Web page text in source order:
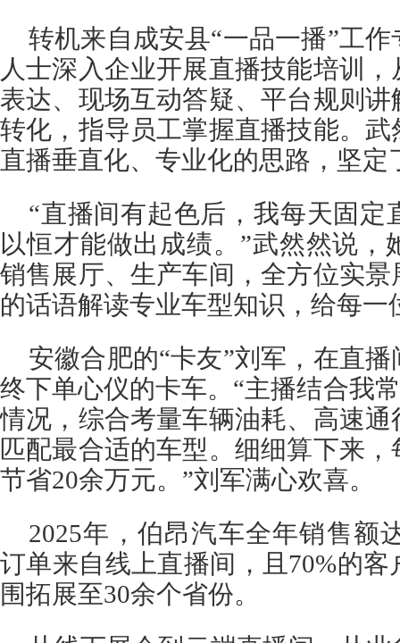
转机来自成安县“一品一播”工
人士深入企业开展直播技能培训
表达、现场互动答疑、平台规则
转化，指导员工掌握直播技能。
直播垂直化、专业化的思路，坚定
“直播间有起色后，我每天固定
以恒才能做出成绩。”武然然说，
销售展厅、生产车间，全方位实
的话语解读专业车型知识，给每一
安徽合肥的“卡友”刘军，在直
终下单心仪的卡车。“主播结合我
情况，综合考量车辆油耗、高速
匹配最合适的车型。细细算下来
节省20余万元。”刘军满心欢喜。
2025年，伯昂汽车全年销售额
订单来自线上直播间，且70%的
围拓展至30余个省份。